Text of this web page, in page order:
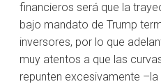
financieros será que la
bajo mandato de Trump
inversores, por lo que
muy atentos a que las
repunten excesivamente